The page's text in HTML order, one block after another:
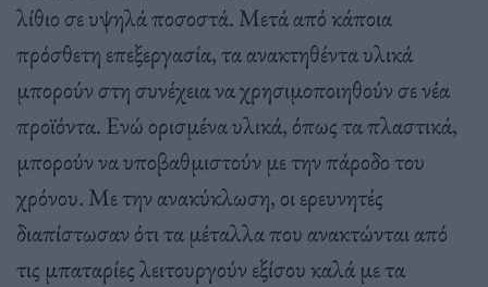
λίθιο σε υψηλά ποσοστά. Μετά από κάποια
πρόσθετη επεξεργασία, τα ανακτηθέντα υλικά
μπορούν στη συνέχεια να χρησιμοποιηθούν σε νέα
προϊόντα. Ενώ ορισμένα υλικά, όπως τα πλαστικά,
μπορούν να υποβαθμιστούν με την πάροδο του
χρόνου. Με την ανακύκλωση, οι ερευνητές
διαπίστωσαν ότι τα μέταλλα που ανακτώνται από
τις μπαταρίες λειτουργούν εξίσου καλά με τα